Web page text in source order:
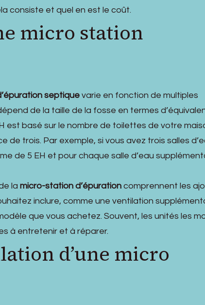
consiste et quel en est le coût.
micro station
septique varie en fonction de multiples
de la taille de la fosse en termes
est basé sur le nombre de toilettes de votre
de trois. Par exemple, si vous avez trois salles
de 5 EH et pour chaque salle d’eau
la micro-station d’épuration comprennent les
inclure, comme une ventilation
que vous achetez. Souvent, les unités les
à entretenir et à réparer.
d’une micro